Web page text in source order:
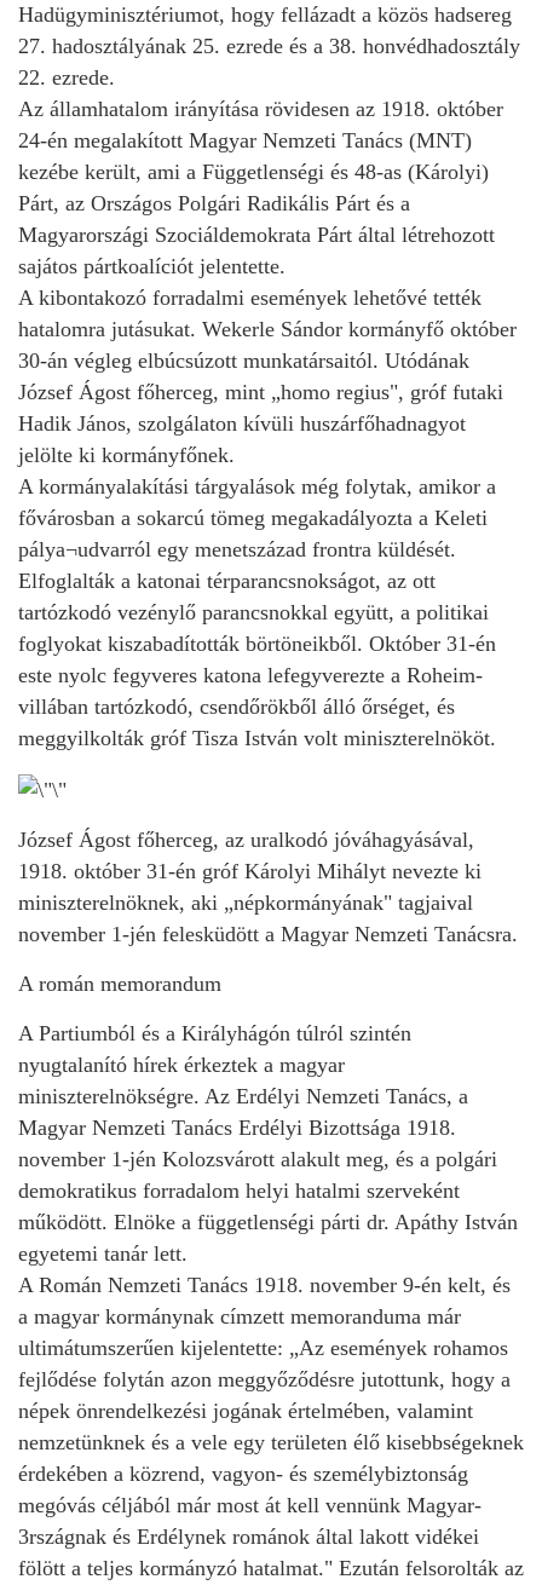
Hadügyminisztériumot, hogy fellázadt a közös hadsereg
27. hadosztályának 25. ezrede és a 38. honvédhadosztály
22. ezrede.
Az államhatalom irányítása rövidesen az 1918. október
24-én megalakított Magyar Nemzeti Tanács (MNT)
kezébe került, ami a Függetlenségi és 48-as (Károlyi)
Párt, az Országos Polgári Radikális Párt és a
Magyarországi Szociáldemokrata Párt által létrehozott
sajátos pártkoalíciót jelentette.
A kibontakozó forradalmi események lehetővé tették
hatalomra jutásukat. Wekerle Sándor kormányfő október
30-án végleg elbúcsúzott munkatársaitól. Utódának
József Ágost főherceg, mint „homo regius", gróf futaki
Hadik János, szolgálaton kívüli huszárfőhadnagyot
jelölte ki kormányfőnek.
A kormányalakítási tárgyalások még folytak, amikor a
fővárosban a sokarcú tömeg megakadályozta a Keleti
pálya¬udvarról egy menetszázad frontra küldését.
Elfoglalták a katonai térparancsnokságot, az ott
tartózkodó vezénylő parancsnokkal együtt, a politikai
foglyokat kiszabadították börtöneikből. Október 31-én
este nyolc fegyveres katona lefegyverezte a Roheim-
villában tartózkodó, csendőrökből álló őrséget, és
meggyilkolták gróf Tisza István volt miniszterelnököt.
József Ágost főherceg, az uralkodó jóváhagyásával,
1918. október 31-én gróf Károlyi Mihályt nevezte ki
miniszterelnöknek, aki „népkormányának" tagjaival
november 1-jén felesküdött a Magyar Nemzeti Tanácsra.
A román memorandum
A Partiumból és a Királyhágón túlról szintén
nyugtalanító hírek érkeztek a magyar
miniszterelnökségre. Az Erdélyi Nemzeti Tanács, a
Magyar Nemzeti Tanács Erdélyi Bizottsága 1918.
november 1-jén Kolozsvárott alakult meg, és a polgári
demokratikus forradalom helyi hatalmi szerveként
működött. Elnöke a függetlenségi párti dr. Apáthy István
egyetemi tanár lett.
A Román Nemzeti Tanács 1918. november 9-én kelt, és
a magyar kormánynak címzett memoranduma már
ultimátumszerűen kijelentette: „Az események rohamos
fejlődése folytán azon meggyőződésre jutottunk, hogy a
népek önrendelkezési jogának értelmében, valamint
nemzetünknek és a vele egy területen élő kisebbségeknek
érdekében a közrend, vagyon- és személybiztonság
megóvás céljából már most át kell vennünk Magyar-
3rszágnak és Erdélynek románok által lakott vidékei
fölött a teljes kormányzó hatalmat." Ezután felsorolták az